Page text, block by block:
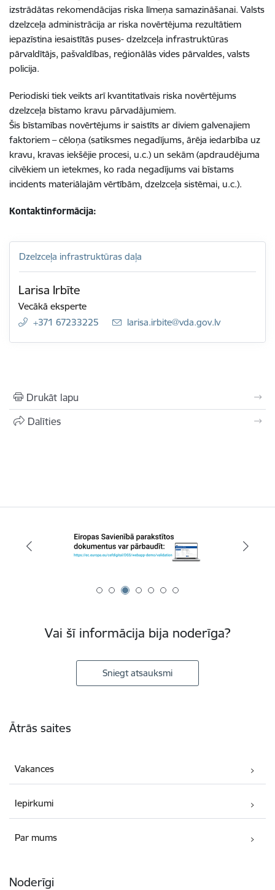
izstrādātas rekomendācijas riska līmeņa samazināšanai. Valsts
dzelzceļa administrācija ar riska novērtējuma rezultātiem
iepazīstina iesaistītās puses- dzelzceļa infrastruktūras
pārvaldītājs, pašvaldības, reģionālās vides pārvaldes, valsts
policija.
Periodiski tiek veikts arī kvantitatīvais riska novērtējums
dzelzceļa bīstamo kravu pārvadājumiem.
Šis bīstamības novērtējums ir saistīts ar diviem galvenajiem
faktoriem – cēloņa (satiksmes negadījums, ārēja iedarbība uz
kravu, kravas iekšējie procesi, u.c.) un sekām (apdraudējuma
cilvēkiem un ietekmes, ko rada negadījums vai bīstams
incidents materiālajām vērtībām, dzelzceļa sistēmai, u.c.).
Kontaktinformācija:
Dzelzceļa infrastruktūras daļa
Larisa Irbīte
Vecākā eksperte
+371 67233225
E-pasts:
larisa.irbite@vda.gov.lv
Drukāt lapu
Dalīties
Vai šī informācija bija noderīga?
Sniegt atsauksmi
Ātrās saites
Vakances
Iepirkumi
Par mums
Noderīgi